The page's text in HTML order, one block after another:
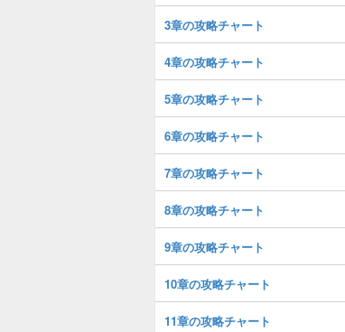
3章の攻略チャート
4章の攻略チャート
5章の攻略チャート
6章の攻略チャート
7章の攻略チャート
8章の攻略チャート
9章の攻略チャート
10章の攻略チャート
11章の攻略チャート